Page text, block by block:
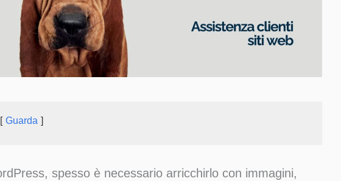
Guarda
spesso è necessario arricchirlo con immagini,